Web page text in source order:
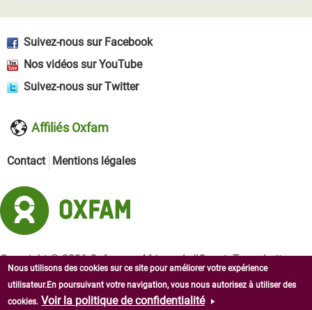
Suivez-nous sur Facebook
Nos vidéos sur YouTube
Suivez-nous sur Twitter
Affiliés Oxfam
Contact Mentions légales
Copyright © 2026 Oxfam en Afrique de l'Ouest. Tous droits
Nous utilisons des cookies sur ce site pour améliorer votre expérience
utilisateur.En poursuivant votre navigation, vous nous autorisez à utiliser des
cookies. Voir la politique de confidentialité